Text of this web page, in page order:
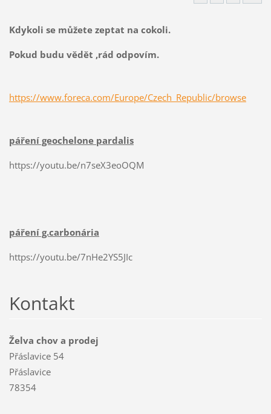
Kdykoli se můžete zeptat na cokoli.
Pokud budu vědět ,rád odpovím.
https://www.foreca.com/Europe/Czech_Republic/browse
páření geochelone pardalis
https://youtu.be/n7seX3eoOQM
páření g.carbonária
https://youtu.be/7nHe2YS5JIc
Kontakt
Želva chov a prodej
Přáslavice 54
Přáslavice
78354